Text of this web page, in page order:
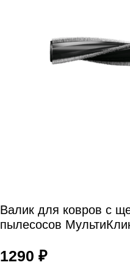
Валик для ковров с
пылесосов
1290 ₽